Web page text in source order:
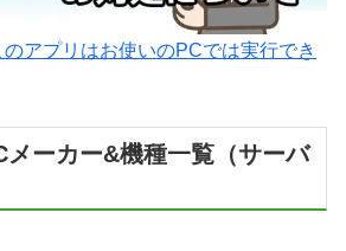
アプリはお使いのPCでは実行でき
メーカー&機種一覧（サーバ